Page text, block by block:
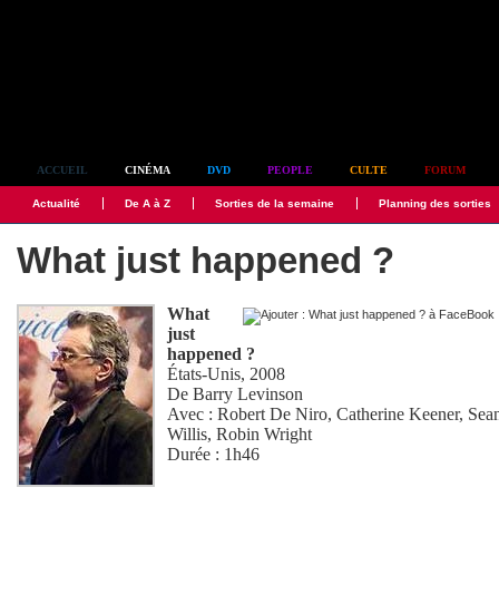
ACCUEIL CINÉMA DVD PEOPLE CULTE FORUM
Actualité De A à Z Sorties de la semaine Planning des sorties
What just happened ?
What
just
happened ?
États-Unis, 2008
DeBarry Levinson
Avec :Robert De Niro,Catherine Keener,
Willis,Robin Wright
Durée : 1h46